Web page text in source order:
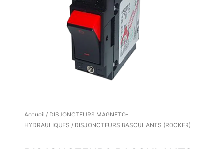
Accueil / DISJONCTEURS MAGNETO-
HYDRAULIQUES / DISJONCTEURS BASCULANTS (ROCKER)